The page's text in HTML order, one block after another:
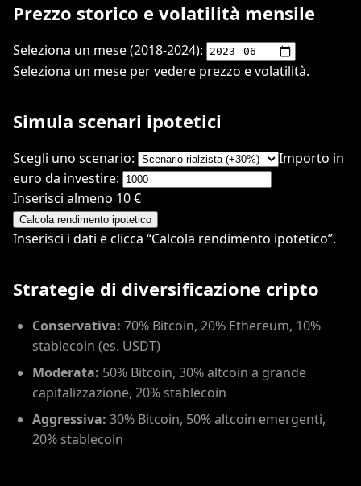
Prezzo storico e volatilità mensile
Seleziona un mese (2018-2024):
Seleziona un mese per vedere prezzo e volatilità.
Simula scenari ipotetici
Scegli uno scenario:
Importo in
euro da investire:
Inserisci almeno 10 €
Calcola rendimento ipotetico
Inserisci i dati e clicca “Calcola rendimento ipotetico”.
Strategie di diversificazione cripto
Conservativa: 70% Bitcoin, 20% Ethereum, 10%
stablecoin (es. USDT)
Moderata: 50% Bitcoin, 30% altcoin a grande
capitalizzazione, 20% stablecoin
Aggressiva: 30% Bitcoin, 50% altcoin emergenti,
20% stablecoin